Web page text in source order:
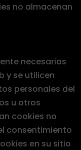
no almacenan
necesarias
y se utilicen
personales del
u otros
cookies no
consentimiento
en su sitio